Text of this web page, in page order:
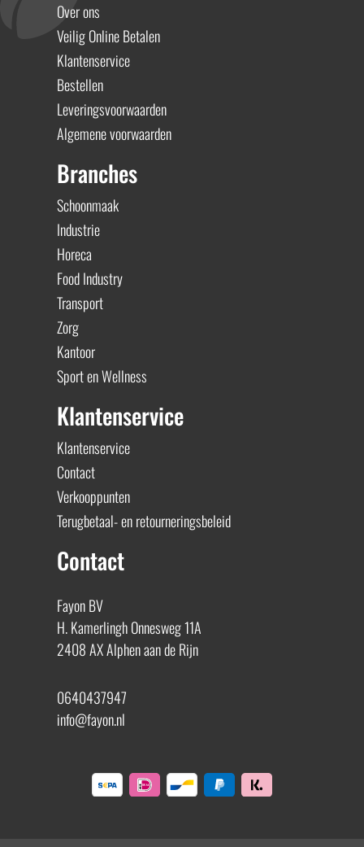
Over ons
Veilig Online Betalen
Klantenservice
Bestellen
Leveringsvoorwaarden
Algemene voorwaarden
Branches
Schoonmaak
Industrie
Horeca
Food Industry
Transport
Zorg
Kantoor
Sport en Wellness
Klantenservice
Klantenservice
Contact
Verkooppunten
Terugbetaal- en retourneringsbeleid
Contact
Fayon BV
H. Kamerlingh Onnesweg 11A
2408 AX Alphen aan de Rijn
0640437947
info@fayon.nl